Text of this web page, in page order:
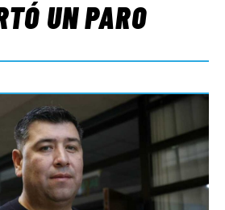
UN PARO